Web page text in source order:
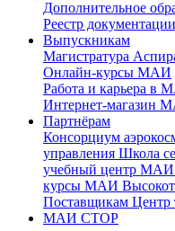
Дополнительное
Реестр
Выпускникам
Магистратура
Онлайн-курсы МАИ
Работа и карьера в
Интернет-магазин
Партнёрам
Консорциум
управления Школа
учебный центр МАИ
курсы МАИ
Поставщикам Центр
МАИ СТОР